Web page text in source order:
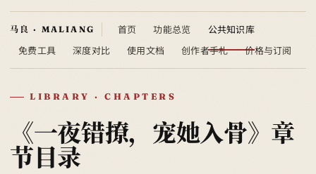
首页 功能总览
公共知识库
免费工具
深度对比 使用文档 创作者手札 价格与订阅
LIBRARY · CHAPTERS
《一夜错撩，宠她入骨》章
节目录